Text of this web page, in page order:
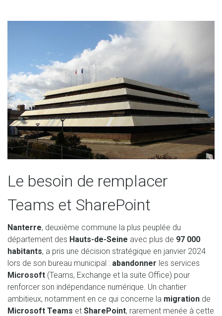
Le besoin de remplacer
Teams et SharePoint
Nanterre, deuxième commune la plus peuplée du
département des Hauts-de-Seine avec plus de 97 000
habitants, a pris une décision stratégique en janvier 2024
lors de son bureau municipal : abandonner les services
Microsoft (Teams, Exchange et la suite Office) pour
renforcer son indépendance numérique. Un chantier
ambitieux, notamment en ce qui concerne la migration de
Microsoft Teams et SharePoint, rarement menée à cette